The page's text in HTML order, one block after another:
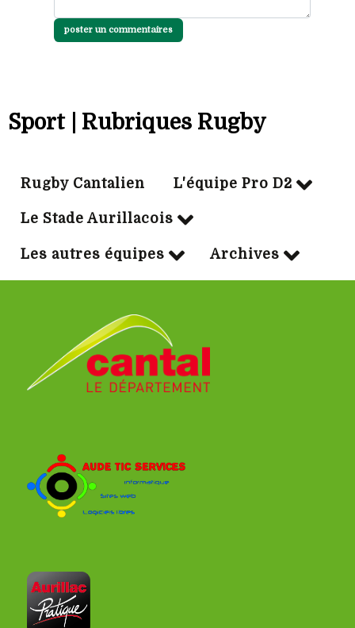
poster un commentaires
Sport | Rubriques Rugby
Rugby Cantalien L'équipe Pro D2
Le Stade Aurillacois
Les autres équipes Archives